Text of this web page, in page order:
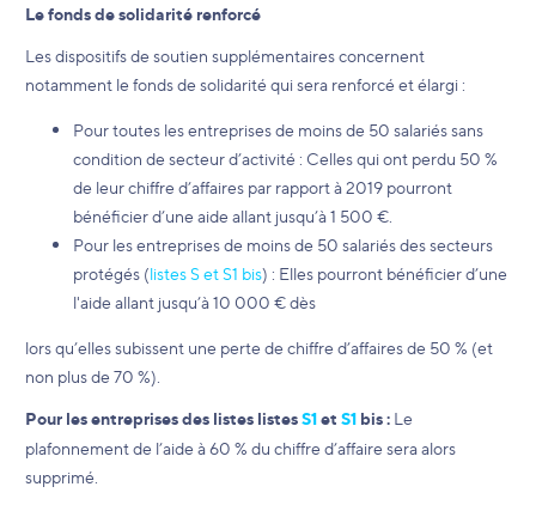
Le fonds de solidarité renforcé
Les dispositifs de soutien supplémentaires concernent
notamment le fonds de solidarité qui sera renforcé et élargi :
Pour toutes les entreprises de moins de 50 salariés sans
condition de secteur d’activité : Celles qui ont perdu 50 %
de leur chiffre d’affaires par rapport à 2019 pourront
bénéficier d’une aide allant jusqu’à 1 500 €.
Pour les entreprises de moins de 50 salariés des secteurs
protégés (listes S et S1 bis) : Elles pourront bénéficier d’une
l'aide allant jusqu’à 10 000 € dès
lors qu’elles subissent une perte de chiffre d’affaires de 50 % (et
non plus de 70 %).
Pour les entreprises des listes listesS1et S1 bis : Le
plafonnement de l’aide à 60 % du chiffre d’affaire sera alors
supprimé.